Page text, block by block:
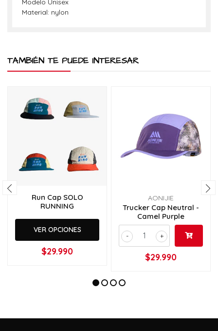
Material: nylon
TAMBIÉN TE PUEDE INTERESAR
Run Cap SOLO
RUNNING
VER OPCIONES
$29.990
AONIJIE
Trucker Cap Neutral -
Camel Purple
+
-
$29.990